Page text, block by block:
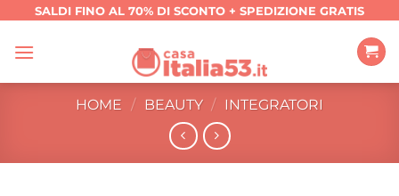
contenuti
SALDI FINO AL 70% DI SCONTO + SPEDIZIONE GRATIS
HOME / BEAUTY / INTEGRATORI